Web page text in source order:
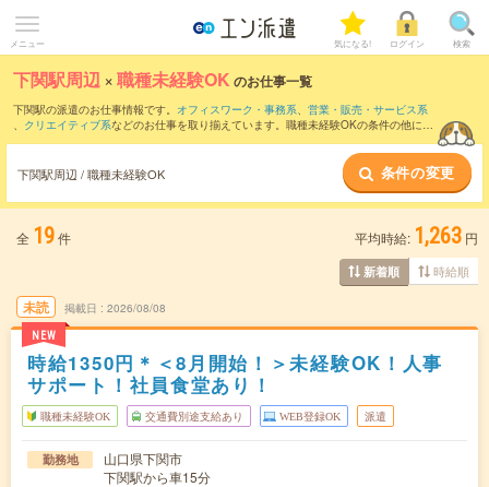
メニュー 気になる! ログイン 検索
下関駅周辺 ×職種未経験OK のお仕事一覧
下関駅の派遣のお仕事情報です。 オフィスワーク・事務系、 営業・販売・サービス系
、 クリエイティブ系などのお仕事を取り揃えています。職種未経験OKの条件の他に、
下関駅周辺 / 職種未経験OK 条件の変更
全 19件 平均時給: 1,263 円
新着順 時給順
未読
NEW
掲載日 2026/08/08
時給1350円＊＜8月開始！＞未経験OK！人事
サポート！社員食堂あり！
職種未経験OK 交通費別途支給あり WEB登録OK 派遣
勤務地
山口県下関市
下関駅から車15分